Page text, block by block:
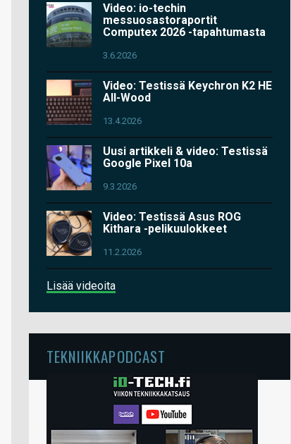
Video: io-techin
messuosastoraportit
Computex 2026 -tapahtumasta
3.6.2026
Video: Testissä Keychron K2 HE
All-Wood
13.4.2026
Uusi artikkeli & video: Testissä
Google Pixel 10a
9.3.2026
Video: Testissä Asus ROG
Kithara -pelikuulokkeet
11.2.2026
Lisää videoita
TEKNIIKKAPODCAST